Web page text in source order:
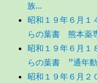
族…
昭和１９年６月
らの葉書 熊本薬
昭和１９年６月
らの葉書 ”通年
昭和１９年６月